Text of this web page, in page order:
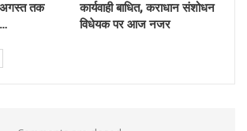
तक
कार्यवाही बाधित, कराधान संशोधन
विधेयक पर आज नजर